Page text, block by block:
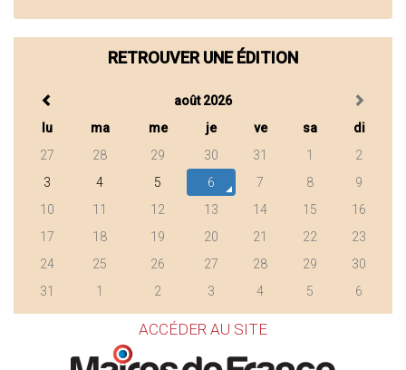
RETROUVER UNE ÉDITION
août 2026
lu
ma me je ve sa
di
27
28 29 30 31 1
2
3
4 5 6 7 8
9
10
11 12 13 14 15
16
17
18 19 20 21 22
23
24
25 26 27 28 29
30
31
1 2 3 4 5 6
ACCÉDER AU SITE